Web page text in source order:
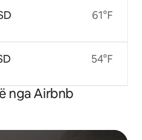
61°F
54°F
nga Airbnb